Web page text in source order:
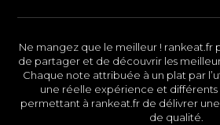
Ne mangez que le meilleur ! rankeat.fr
de partager et de découvrir les
Chaque note attribuée à un plat par
une réelle expérience et
permettant à rankeat.fr de délivrer
de qualité.